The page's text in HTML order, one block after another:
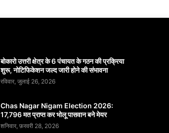
बोकारो उत्तरी क्षेत्र के 6 पंचायत के गठन की प्रक्रिया
शुरू, नोटिफिकेशन जल्द जारी होने की संभावना
रविवार, जुलाई 26, 2026
Chas Nagar Nigam Election 2026:
17,796 मत प्राप्त कर भोलू पासवान बने मेयर
शनिवार, फ़रवरी 28, 2026